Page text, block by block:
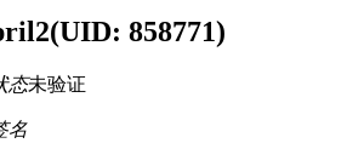
(UID: 858771)
态未验证
名